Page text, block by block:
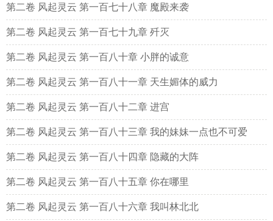
第二卷 风起灵云 第一百七十八章 魔殿来袭
第二卷 风起灵云 第一百七十九章 歼灭
第二卷 风起灵云 第一百八十章 小胖的诚意
第二卷 风起灵云 第一百八十一章 天生媚体的威力
第二卷 风起灵云 第一百八十二章 进宫
第二卷 风起灵云 第一百八十三章 我的妹妹一点也不可爱
第二卷 风起灵云 第一百八十四章 隐藏的大阵
第二卷 风起灵云 第一百八十五章 你在哪里
第二卷 风起灵云 第一百八十六章 我叫林北北